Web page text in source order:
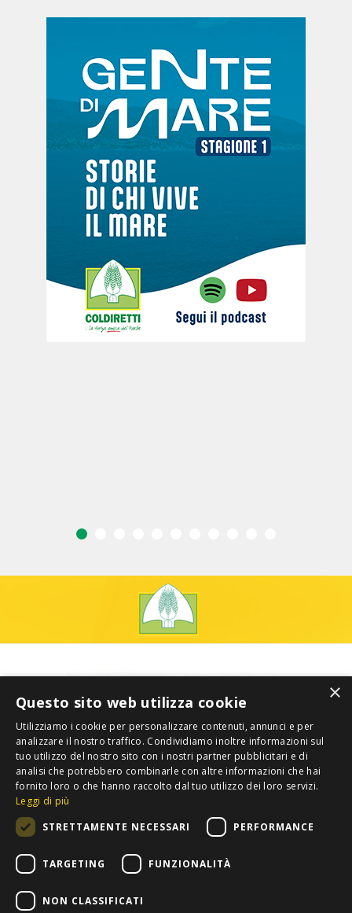
×
Questo sito web utilizza cookie
Utilizziamo i cookie per personalizzare contenuti, annunci e per
analizzare il nostro traffico. Condividiamo inoltre informazioni sul
tuo utilizzo del nostro sito con i nostri partner pubblicitari e di
analisi che potrebbero combinarle con altre informazioni che hai
fornito loro o che hanno raccolto dal tuo utilizzo dei loro servizi.
Leggi di più
STRETTAMENTE NECESSARI
PERFORMANCE
TARGETING FUNZIONALITÀ
NON CLASSIFICATI